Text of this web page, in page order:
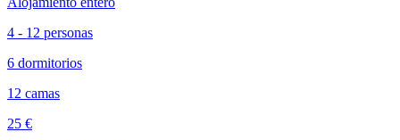
4 - 12 personas
6 dormitorios
12 camas
25 €